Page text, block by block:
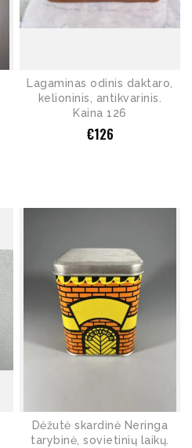
Lagaminas odinis daktaro,
kelioninis, antikvarinis.
Kaina 126
€126
Dėžutė skardinė Neringa
tarybinė, sovietinių laikų.